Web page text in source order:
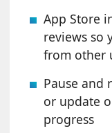
App Store
reviews so
from other
Pause and
or update
progress